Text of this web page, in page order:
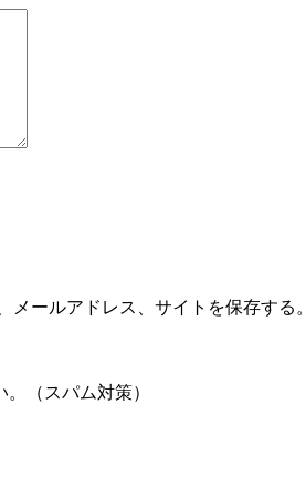
ールアドレス、サイトを保存する。
（スパム対策）